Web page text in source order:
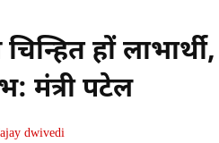
हों
मंत्री पटेल
ajay dwivedi